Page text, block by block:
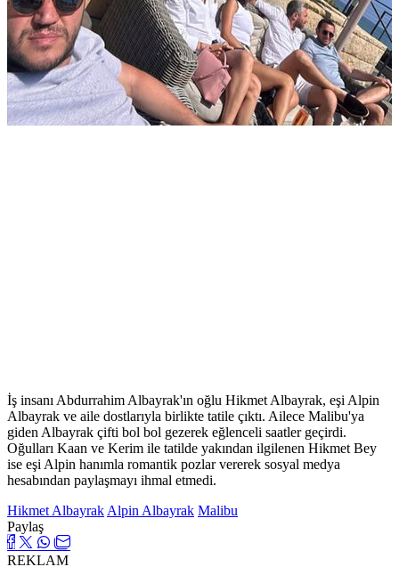
İş insanı Abdurrahim Albayrak'ın oğlu Hikmet Albayrak, eşi Alpin
Albayrak ve aile dostlarıyla birlikte tatile çıktı. Ailece Malibu'ya
giden Albayrak çifti bol bol gezerek eğlenceli saatler geçirdi.
Oğulları Kaan ve Kerim ile tatilde yakından ilgilenen Hikmet Bey
ise eşi Alpin hanımla romantik pozlar vererek sosyal medya
hesabından paylaşmayı ihmal etmedi.
Hikmet Albayrak Alpin Albayrak Malibu
Paylaş
REKLAM